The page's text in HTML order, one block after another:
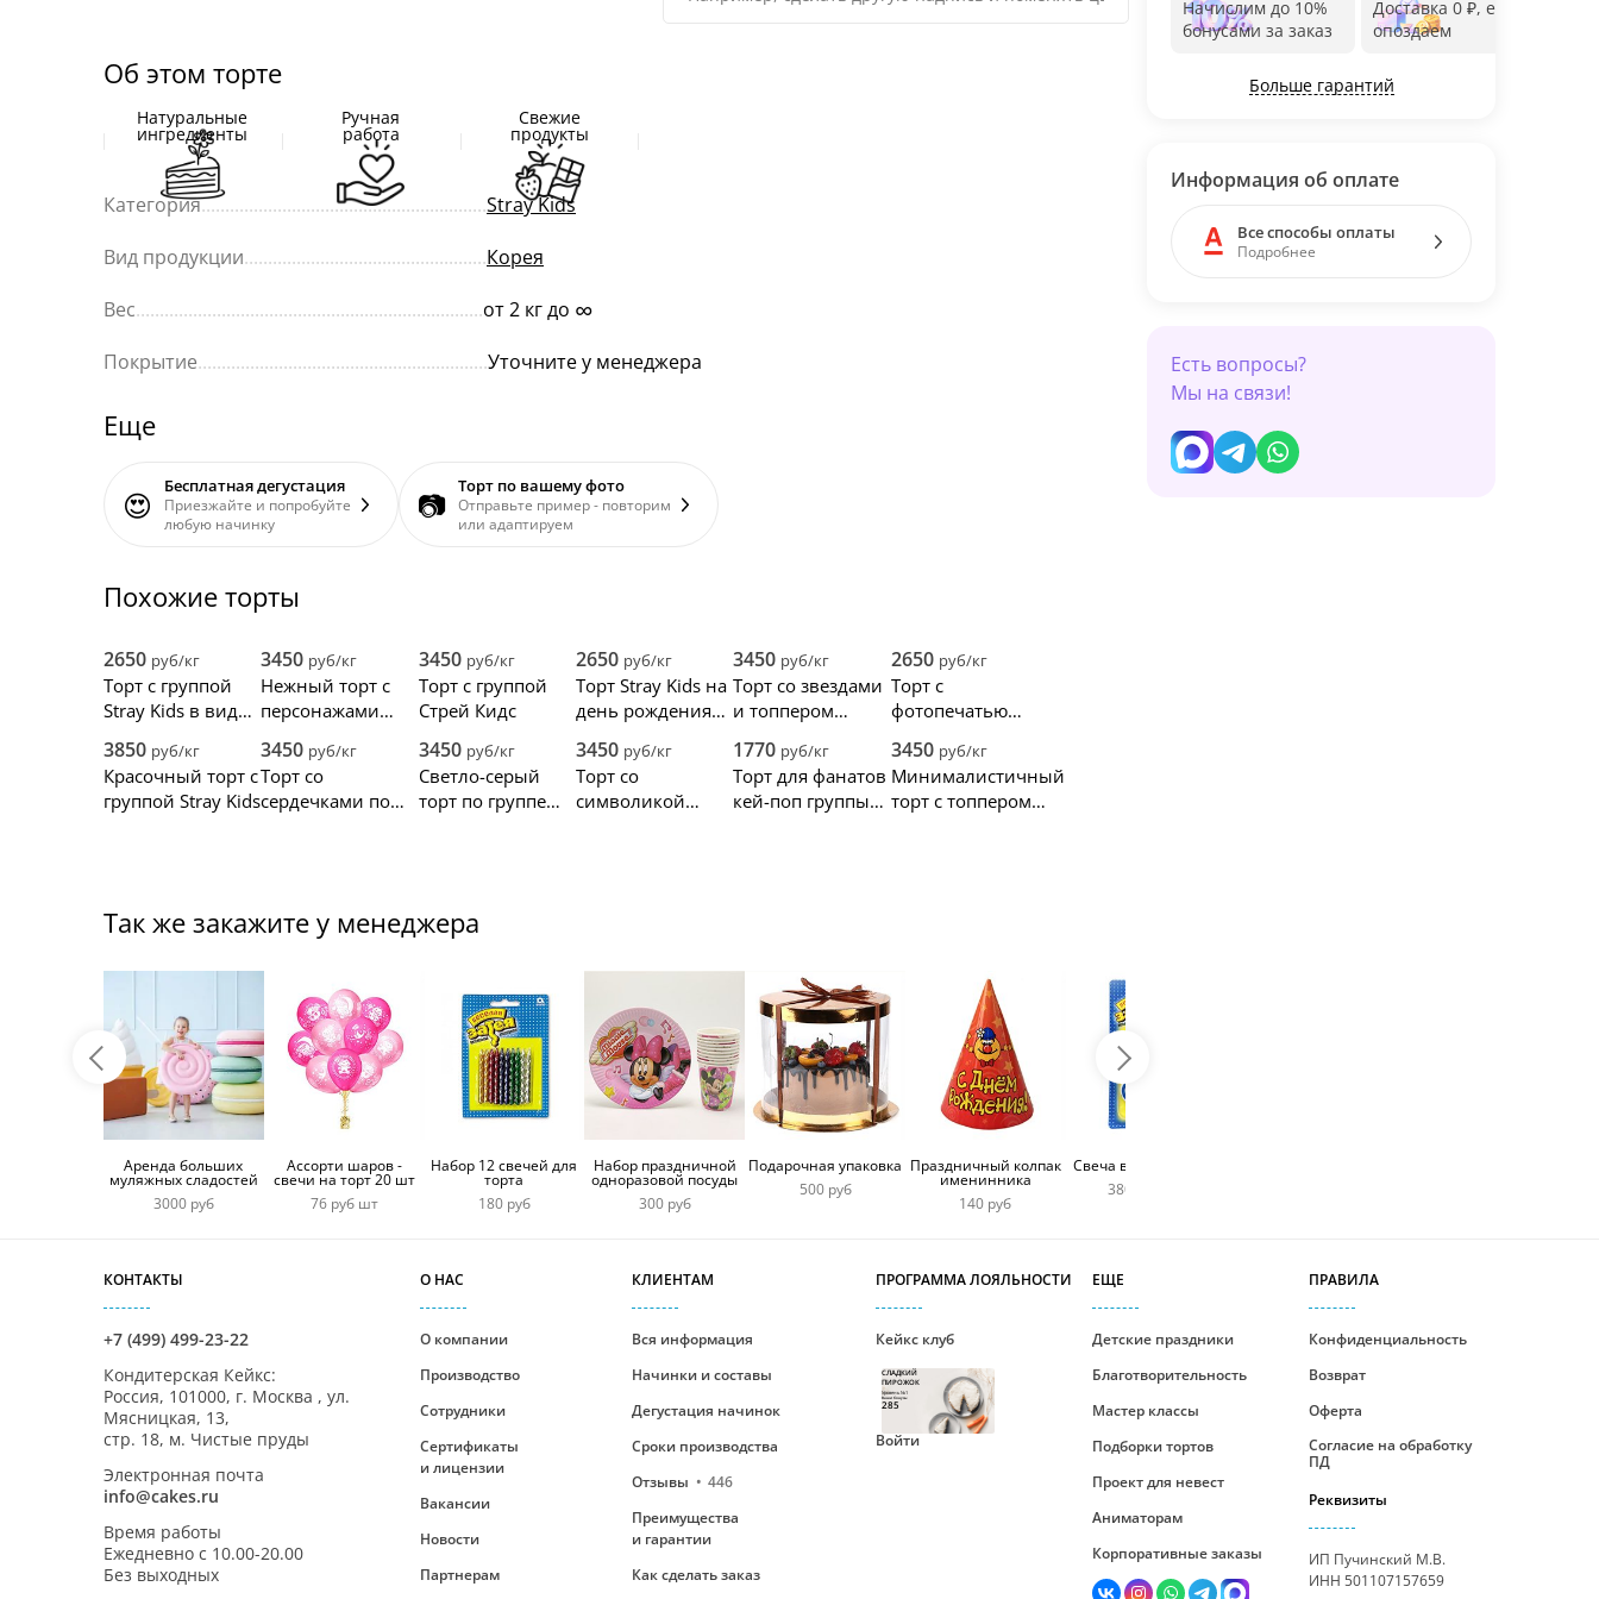
Начислим до 10%
бонусами за заказ
Доставка 0 ₽, если
опоздаем
Больше гарантий
Информация об оплате
Все способы оплаты
Подробнее
Есть вопросы?
Мы на связи!
Об этом торте
Натуральные
ингредиенты
Ручная
работа
Свежие
продукты
Категория............................................................Stray Kids
Вид продукции...................................................Корея
Вес.........................................................................от 2 кг до ∞
Покрытие.............................................................Уточните у менеджера
Еще
😍 Бесплатная дегустация
Приезжайте и попробуйте
любую начинку
📷 Торт по вашему фото
Отправьте пример - повторим
или адаптируем
Похожие торты
2650 руб/кг
Торт с группой
Stray Kids в виде
3450 руб/кг
Нежный торт с
персонажами
3450 руб/кг
Торт с группой
Стрей Кидс
2650 руб/кг
Торт Stray Kids на
день рождения
3450 руб/кг
Торт со звездами
и топпером
2650 руб/кг
Торт с
фотопечатью
3850 руб/кг
Красочный торт с
группой Stray Kids
3450 руб/кг
Торт со
сердечками по
3450 руб/кг
Светло-серый
торт по группе
3450 руб/кг
Торт со
символикой
1770 руб/кг
Торт для фанатов
кей-поп группы
3450 руб/кг
Минималистичный
торт с топпером
Так же закажите у менеджера
Аренда больших
муляжных сладостей
3000 руб
Ассорти шаров -
свечи на торт 20 шт
76 руб шт
Набор 12 свечей для
торта
180 руб
Набор праздничной
одноразовой посуды
300 руб
Подарочная упаковка
500 руб
Праздничный колпак
именинника
140 руб
Свеча в виде цифры
380 руб шт
КОНТАКТЫ
+7 (499) 499-23-22
Кондитерская Кейкс:
Россия, 101000, г. Москва , ул.
Мясницкая, 13,
стр. 18, м. Чистые пруды
Электронная почта
info@cakes.ru
Время работы
Ежедневно с 10.00-20.00
Без выходных
О НАС
О компании
Производство
Сотрудники
Сертификаты
и лицензии
Вакансии
Новости
Партнерам
КЛИЕНТАМ
Вся информация
Начинки и составы
Дегустация начинок
Сроки производства
Отзывы
446
Преимущества
и гарантии
Как сделать заказ
ПРОГРАММА ЛОЯЛЬНОСТИ
Кейкс клуб
СЛАДКИЙ
ПИРОЖОК
Уровень №1
Ваши бонусы
285
Войти
ЕЩЕ
Детские праздники
Благотворительность
Мастер классы
Подборки тортов
Проект для невест
Аниматорам
Корпоративные заказы
ПРАВИЛА
Конфиденциальность
Возврат
Оферта
Согласие на обработку
ПД
Реквизиты
ИП Пучинский М.В.
ИНН 501107157659